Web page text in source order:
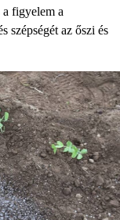
figyelem a
szépségét az őszi és